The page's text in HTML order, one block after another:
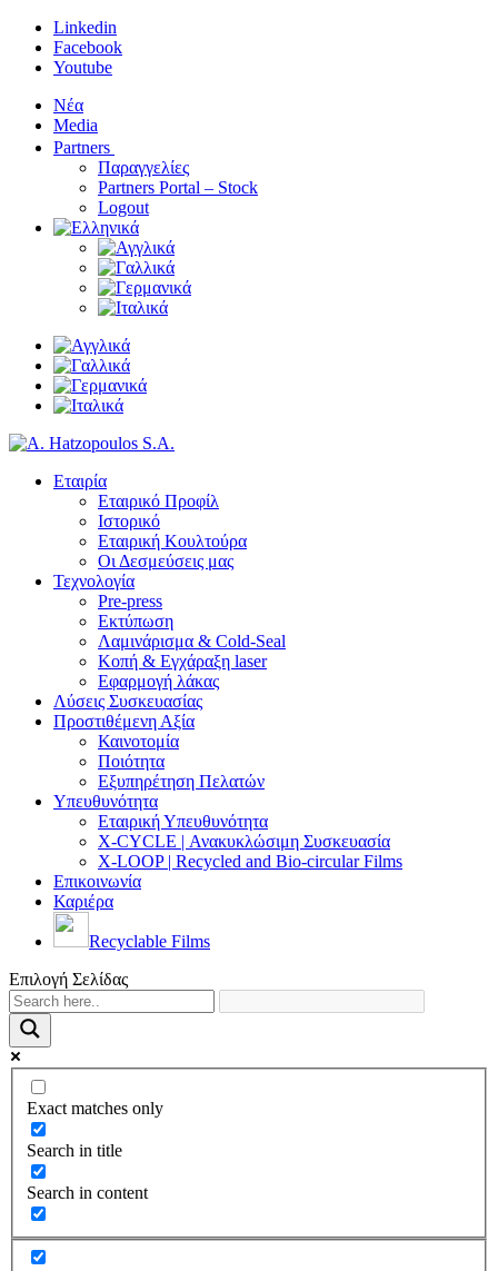
Linkedin
Facebook
Youtube
Νέα
Media
Partners
Παραγγελίες
Partners Portal – Stock
Logout
Εταιρία
Εταιρικό Προφίλ
Ιστορικό
Εταιρική Κουλτούρα
Οι Δεσμεύσεις μας
Τεχνολογία
Pre-press
Εκτύπωση
Λαμινάρισμα & Cold-Seal
Κοπή & Εγχάραξη laser
Εφαρμογή λάκας
Λύσεις Συσκευασίας
Προστιθέμενη Αξία
Καινοτομία
Ποιότητα
Εξυπηρέτηση Πελατών
Υπευθυνότητα
Εταιρική Υπευθυνότητα
X-CYCLE | Ανακυκλώσιμη Συσκευασία
X-LOOP | Recycled and Bio-circular Films
Επικοινωνία
Καριέρα
Recyclable Films
Επιλογή Σελίδας
Exact matches only
Search in title
Search in content